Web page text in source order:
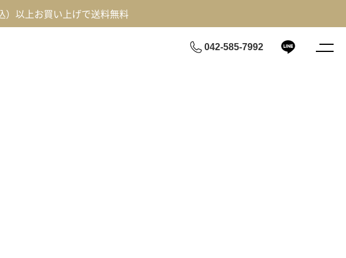
）以上お買い上げで送料無料
042-585-7992